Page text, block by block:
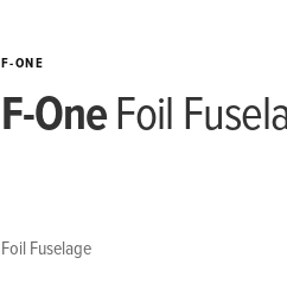
F-ONE
F-OneFoil
Foil Fuselage